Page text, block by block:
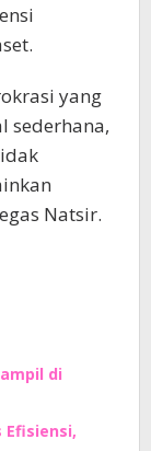
yang
sederhana,
Natsir.
di
Efisiensi,